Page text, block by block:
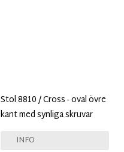
Stol 8810 / Cross - oval övre
kant med synliga skruvar
INFO